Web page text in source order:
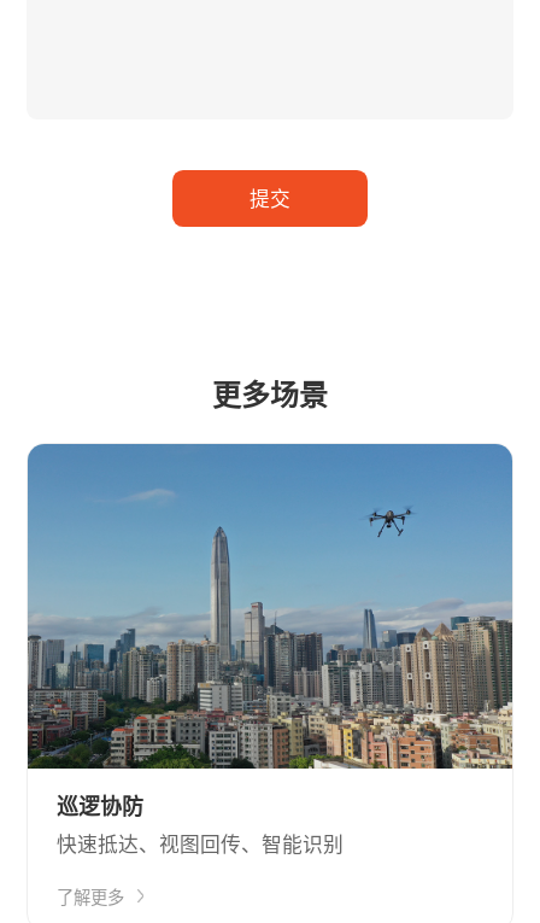
提交
更多场景
巡逻协防
快速抵达、视图回传、智能识别
了解更多